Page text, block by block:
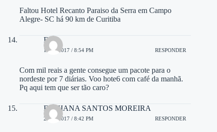
Faltou Hotel Recanto Paraiso da Serra em Campo
Alegre- SC há 90 km de Curitiba
Elza
15/03/2017 / 8:54 PM RESPONDER
Com mil reais a gente consegue um pacote para o
nordeste por 7 diárias. Voo hote6 com café da manhã.
Pq aqui tem que ser tão caro?
ELIZIANA SANTOS MOREIRA
26/04/2017 / 8:42 PM RESPONDER